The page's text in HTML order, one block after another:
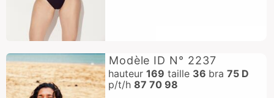
Modèle ID N° 2237
hauteur 169 taille 36 bra 75 D
p/t/h 87 70 98